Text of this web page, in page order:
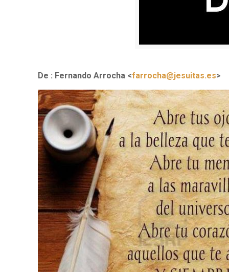
De : Fernando Arrocha <farrocha@jesuitas.es>